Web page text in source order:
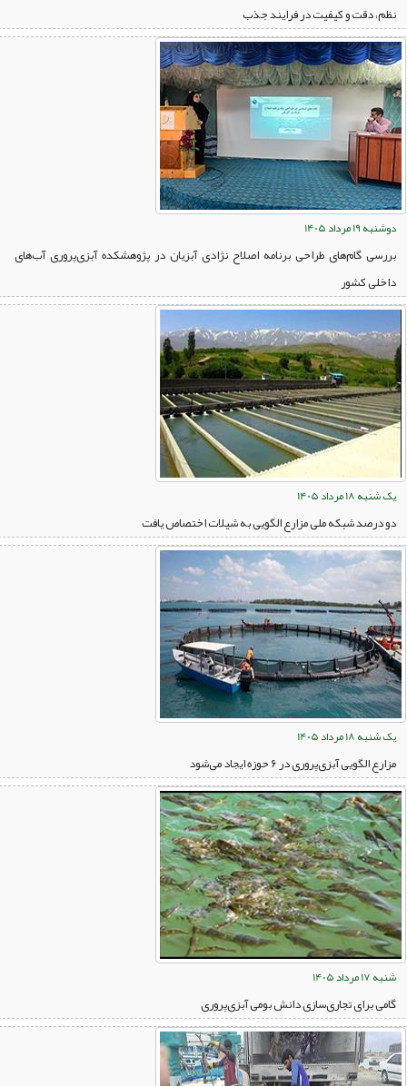
نظم، دقت و کیفیت در فرایند جذب
دوشنبه 19 مرداد 1405
بررسی گام‌های طراحی برنامه اصلاح نژادی آبزیان در پژوهشکده آبزی‌پروری آب‌های
داخلی کشور
یک شنبه 18 مرداد 1405
دو درصد شبکه ملی مزارع الگویی به شیلات اختصاص یافت
یک شنبه 18 مرداد 1405
مزارع الگویی آبزی‌پروری در ۶ حوزه ایجاد می‌شود
شنبه 17 مرداد 1405
گامی برای تجاری‌سازی دانش بومی آبزی‌پروری